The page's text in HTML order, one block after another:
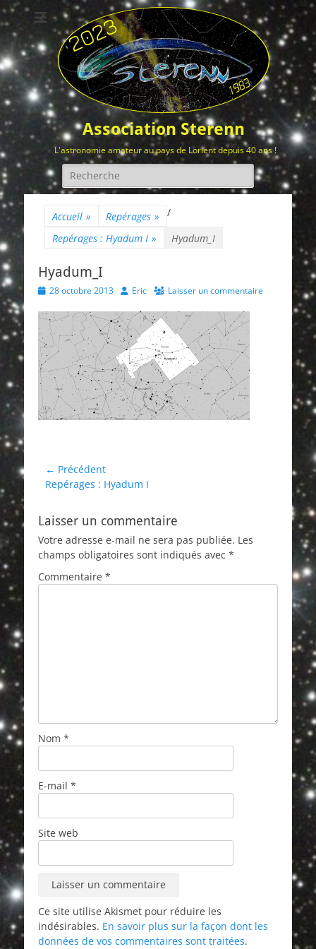
Association Sterenn
L'astronomie amateur au pays de Lorient depuis 40 ans !
Rechercher :
Accueil » Repérages »
/
Repérages : Hyadum I » Hyadum_I
Hyadum_I
Posted
28 octobre 2013 Author
Eric Laisser un commentaire
Navigation
de
← Précédent
Article
Repérages : Hyadum I
Laisser un commentaire
Votre adresse e-mail ne sera pas publiée. Les
champs obligatoires sont indiqués avec *
Commentaire *
Nom *
E-mail *
Site web
Ce site utilise Akismet pour réduire les
indésirables. En savoir plus sur la façon dont les
données de vos commentaires sont traitées.